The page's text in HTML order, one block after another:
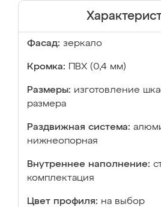
Фасад: зеркало
Кромка: ПВХ (0,4 мм)
Размеры: изготовление
размера
Раздвижная система:
нижнеопорная
Внутреннее наполнение:
комплектация
Цвет профиля: на выбор